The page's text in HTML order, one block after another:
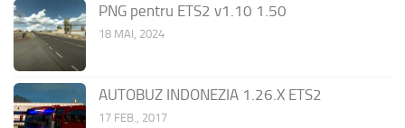
PNG pentru ETS2 v1.10 1.50
18 MAI, 2024
AUTOBUZ INDONEZIA 1.26.X ETS2
17 FEB., 2017